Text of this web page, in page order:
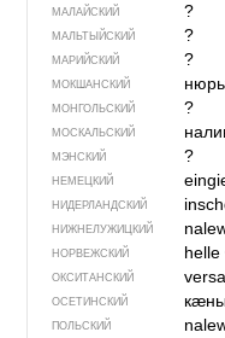
МАЛАЙСКИЙ ?
МАЛЬТЫЙСКИЙ ?
МАРИЙСКИЙ ?
МОКШАНСКИЙ
МОНГОЛЬСКИЙ ?
МОСКАЛЬСКИЙ
МЭНСКИЙ ?
НЕМЕЦКИЙ
НИДЕРЛАНДСКИЙ
НИЖНЕЛУЖИЦКИЙ
НОРВЕЖСКИЙ helle
ОКСИТАНСКИЙ
ОСЕТИНСКИЙ
ПОЛЬСКИЙ